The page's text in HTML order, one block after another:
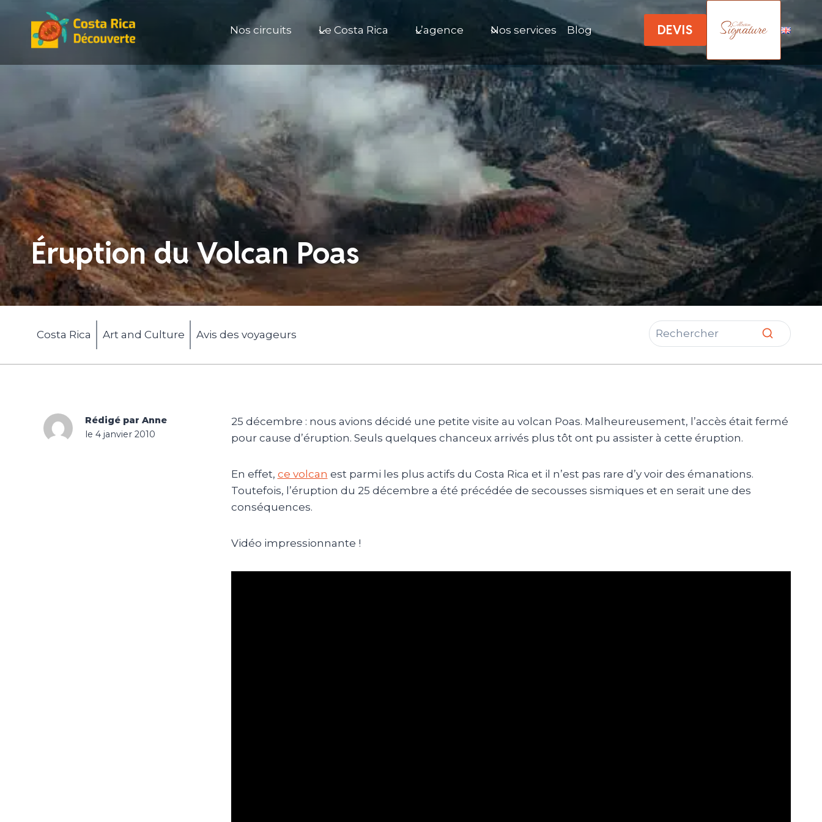
contenu
Nos circuits Le Costa Rica L’agence Nos services Blog DEVIS
Éruption du Volcan Poas
Costa Rica Art and Culture Avis des voyageurs
Rédigé par Anne
le 4 janvier 2010
25 décembre : nous avions décidé une petite visite au volcan Poas. Malheureusement, l’accès était fermé
pour cause d’éruption. Seuls quelques chanceux arrivés plus tôt ont pu assister à cette éruption.
En effet, ce volcan est parmi les plus actifs du Costa Rica et il n’est pas rare d’y voir des émanations.
Toutefois, l’éruption du 25 décembre a été précédée de secousses sismiques et en serait une des
conséquences.
Vidéo impressionnante !